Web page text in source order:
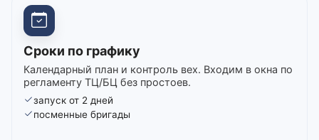
Сроки по графику
Календарный план и контроль вех. Входим в окна по
регламенту ТЦ/БЦ без простоев.
запуск от 2 дней
посменные бригады